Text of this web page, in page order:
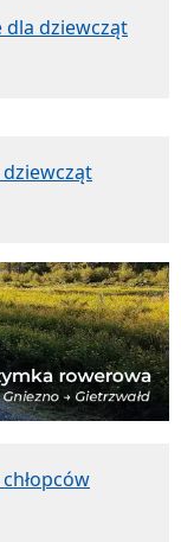
dla dziewcząt